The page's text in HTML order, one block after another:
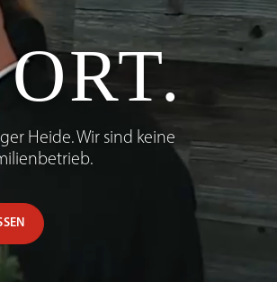
Heide. Wir sind keine